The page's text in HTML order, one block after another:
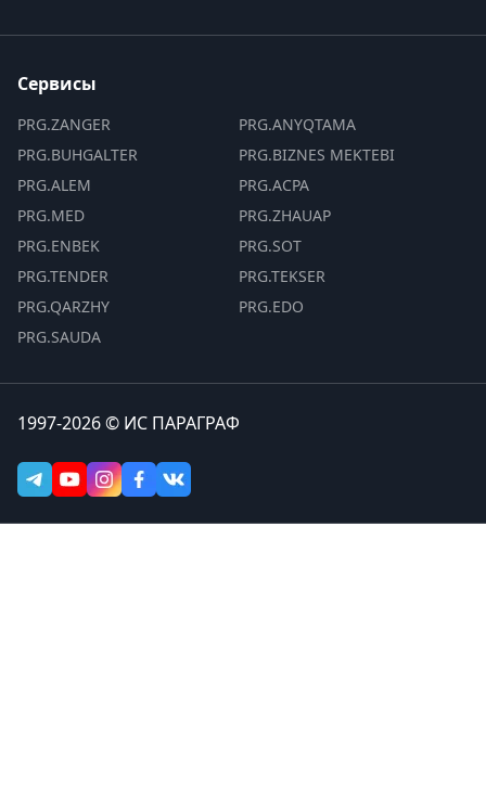
Сервисы
PRG.ZANGER
PRG.BUHGALTER
PRG.ALEM
PRG.MED
PRG.ENBEK
PRG.TENDER
PRG.QARZHY
PRG.SAUDA
PRG.ANYQTAMA
PRG.BIZNES MEKTEBI
PRG.ACPA
PRG.ZHAUAP
PRG.SOT
PRG.TEKSER
PRG.EDO
1997-2026 © ИС ПАРАГРАФ